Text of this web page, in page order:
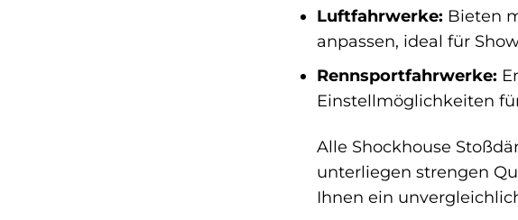
Luftfahrwerke: Bieten
anpassen, ideal für
Rennsportfahrwerke:
Einstellmöglichkeiten
Alle Shockhouse
unterliegen strengen
Ihnen ein